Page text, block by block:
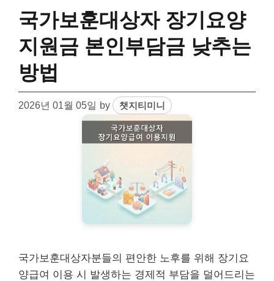
국가보훈대상자 장기요양
지원금 본인부담금 낮추는
방법
2026년 01월 05일 by 챗지티미니
국가보훈대상자분들의 편안한 노후를 위해 장기요
양급여 이용 시 발생하는 경제적 부담을 덜어드리는